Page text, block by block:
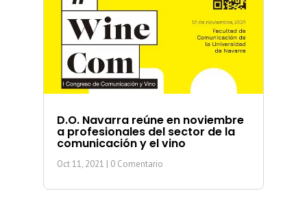
D.O. Navarra reúne en noviembre
a profesionales del sector de la
comunicación y el vino
Oct 11, 2021 | 0 Comentario